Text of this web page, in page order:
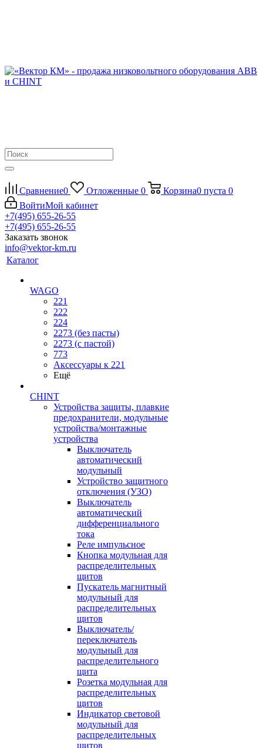
Сравнение0 Отложенные 0 Корзина0 пуста 0
ВойтиМой кабинет
+7(495) 655-26-55
+7(495) 655-26-55
Заказать звонок
info@vektor-km.ru
Каталог
WAGO
221
222
224
2273 (без пасты)
2273 (с пастой)
773
Аксессуары к 221
Ещё
CHINT
Устройства защиты, плавкие
предохранители, модульные
устройства/монтажные
устройства
Выключатель
автоматический
модульный
Устройство защитного
отключения (УЗО)
Выключатель
автоматический
дифференциального
тока
Реле импульсное
Кнопка модульная для
распределительных
щитов
Пускатель магнитный
модульный для
распределительных
щитов
Выключатель/
переключатель
модульный для
распределительного
щита
Розетка модульная для
распределительных
щитов
Индикатор световой
модульный для
распределительных
щитов